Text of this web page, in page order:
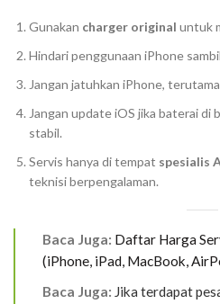
Gunakan charger original untuk
Hindari penggunaan iPhone
Jangan jatuhkan iPhone,
Jangan update iOS jika baterai di
stabil.
Servis hanya di tempat spesialis
teknisi berpengalaman.
Baca Juga: Daftar Harga
(iPhone, iPad, MacBook,
Baca Juga: Jika terdapat